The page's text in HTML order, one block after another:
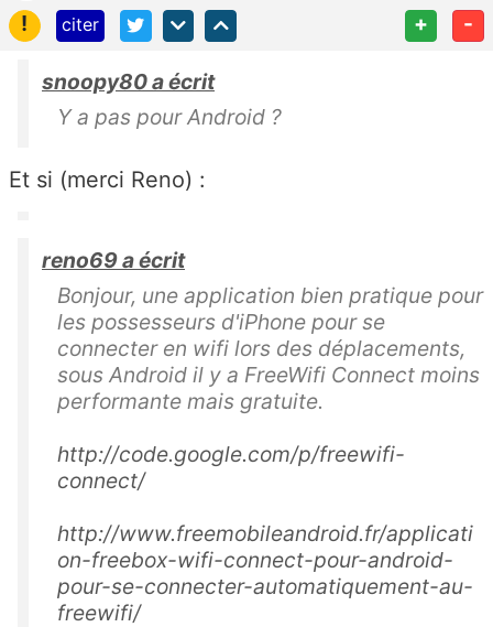
!
citer + -
snoopy80 a écrit
Y a pas pour Android ?
Et si (merci Reno) :
reno69 a écrit
Bonjour, une application bien pratique pour
les possesseurs d'iPhone pour se
connecter en wifi lors des déplacements,
sous Android il y a FreeWifi Connect moins
performante mais gratuite.
http://code.google.com/p/freewifi-
connect/
http://www.freemobileandroid.fr/applicati
on-freebox-wifi-connect-pour-android-
pour-se-connecter-automatiquement-au-
freewifi/